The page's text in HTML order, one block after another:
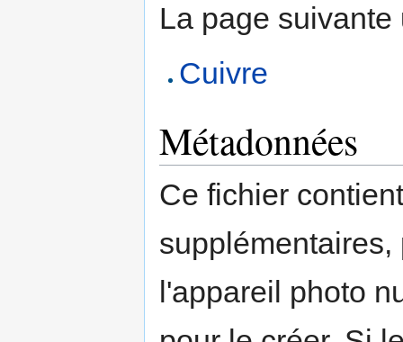
La page
Cuivre
Métadonnées
Ce fichier
l'appareil photo